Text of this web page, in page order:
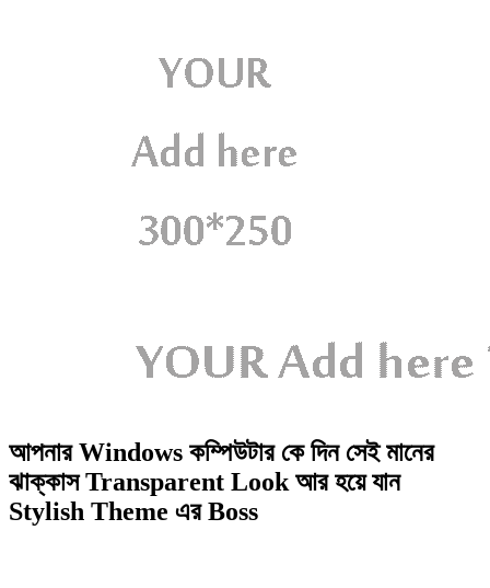
আপনার Windows কম্পিউটার কে দিন সেই মানের
ঝাক্কাস Transparent Look আর হয়ে যান
Stylish Theme এর Boss